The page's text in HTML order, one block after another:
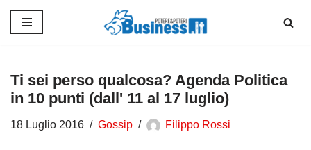
contenuto
Ti sei perso qualcosa? Agenda Politica
in 10 punti (dall' 11 al 17 luglio)
18 Luglio 2016 Gossip Filippo Rossi